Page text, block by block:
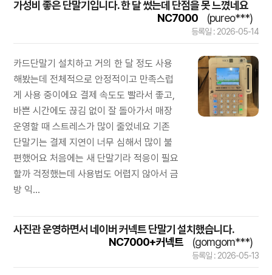
가성비 좋은 단말기입니다. 한 달 썼는데 단점을 못 느꼈네요
NC7000
(pureo***)
등록일 : 2026-05-14
카드단말기 설치하고 거의 한 달 정도 사용
해봤는데 전체적으로 안정적이고 만족스럽
게 사용 중이에요 결제 속도도 빨라서 좋고,
바쁜 시간에도 끊김 없이 잘 돌아가서 매장
운영할 때 스트레스가 많이 줄었네요 기존
단말기는 결제 지연이 너무 심해서 많이 불
편했어요 처음에는 새 단말기라 적응이 필요
할까 걱정했는데 사용법도 어렵지 않아서 금
방 익...
사진관 운영하면서 네이버 커넥트 단말기 설치했습니다.
NC7000+커넥트
(gomgom***)
등록일 : 2026-05-13